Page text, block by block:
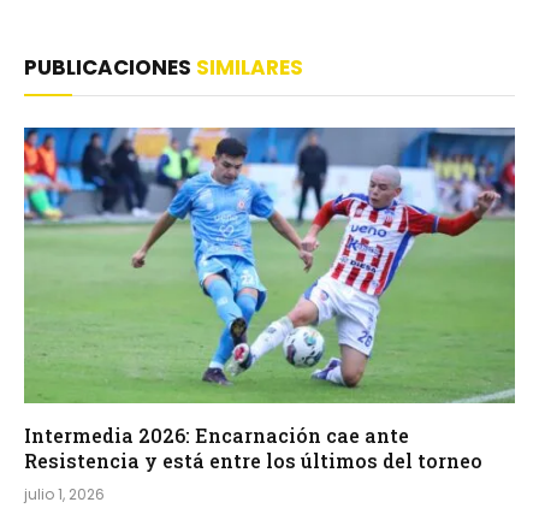
PUBLICACIONES SIMILARES
Intermedia 2026: Encarnación cae ante
Resistencia y está entre los últimos del torneo
julio 1, 2026